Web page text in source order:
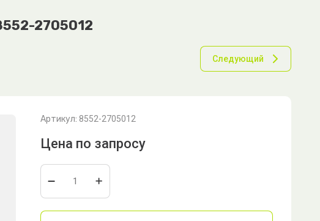
2705012
Следующий
Артикул: 8552-2705012
Цена по запросу